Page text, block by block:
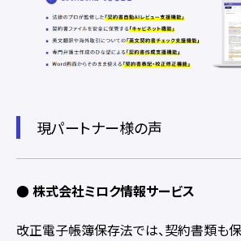
現パートナー様の声
● 株式会社ミロク情報サービス
改正電子帳簿保存法では、契約書類も